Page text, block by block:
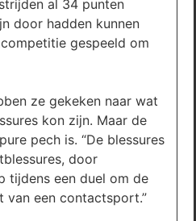
al 34 punten
door hadden kunnen
gespeeld om
ze gekeken naar wat
kon zijn. Maar de
pech is. “De blessures
door
tijdens een duel om de
van een contactsport.”